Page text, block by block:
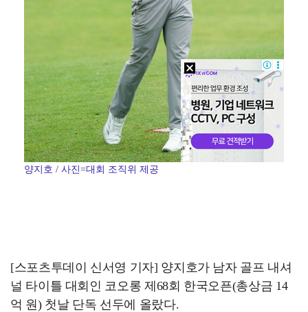
양지호 / 사진=대회 조직위 제공
[스포츠투데이 신서영 기자] 양지호가 남자 골프 내셔
널 타이틀 대회인 코오롱 제68회 한국오픈(총상금 14
억 원) 첫날 단독 선두에 올랐다.